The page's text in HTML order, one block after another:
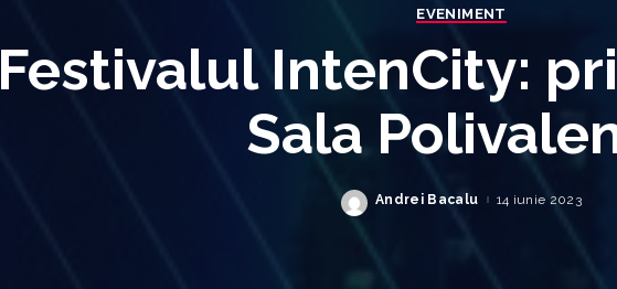
EVENIMENT
Festivalul IntenCity:
Sala
Posted
Andrei Bacalu 14 iunie 2023